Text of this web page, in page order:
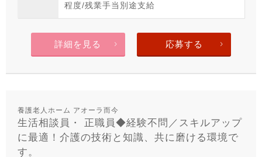
程度/残業手当別途支給
詳細を見る 応募する
養護老人ホーム アオーラ而今
生活相談員・ 正職員◆経験不問／スキルアップ
に最適！介護の技術と知識、共に磨ける環境で
す。